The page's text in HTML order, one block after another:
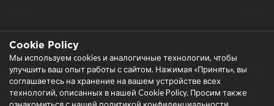
Все права защищены © 2026 Garant Business Consultancy
FZCO
Cookie Policy
Мы используем cookies и аналогичные технологии, чтобы
улучшить ваш опыт работы с сайтом. Нажимая «Принять», вы
соглашаетесь на хранение на вашем устройстве всех
технологий, описанных в нашей Cookie Policy. Просим также